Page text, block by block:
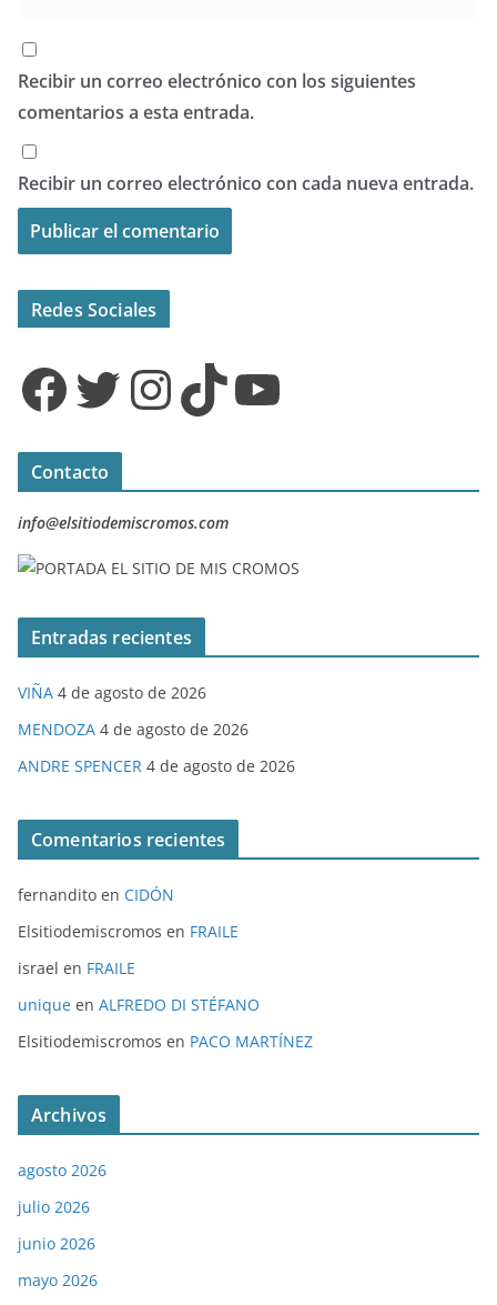
Recibir un correo electrónico con los siguientes
comentarios a esta entrada.
Recibir un correo electrónico con cada nueva entrada.
Redes Sociales
Facebook Twitter InstagramTikTok YouTube
Contacto
info@elsitiodemiscromos.com
Entradas recientes
VIÑA 4 de agosto de 2026
MENDOZA 4 de agosto de 2026
ANDRE SPENCER 4 de agosto de 2026
Comentarios recientes
fernandito en CIDÓN
Elsitiodemiscromos en FRAILE
israel en FRAILE
unique en ALFREDO DI STÉFANO
Elsitiodemiscromos en PACO MARTÍNEZ
Archivos
agosto 2026
julio 2026
junio 2026
mayo 2026